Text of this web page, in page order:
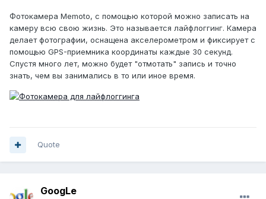
Фотокамера Memoto, с помощью которой можно записать на
камеру всю свою жизнь. Это называется лайфлоггинг. Камера
делает фотографии, оснащена акселерометром и фиксирует с
помощью GPS-приемника координаты каждые 30 секунд.
Спустя много лет, можно будет "отмотать" запись и точно
знать, чем вы занимались в то или иное время.
Quote
GoogLe